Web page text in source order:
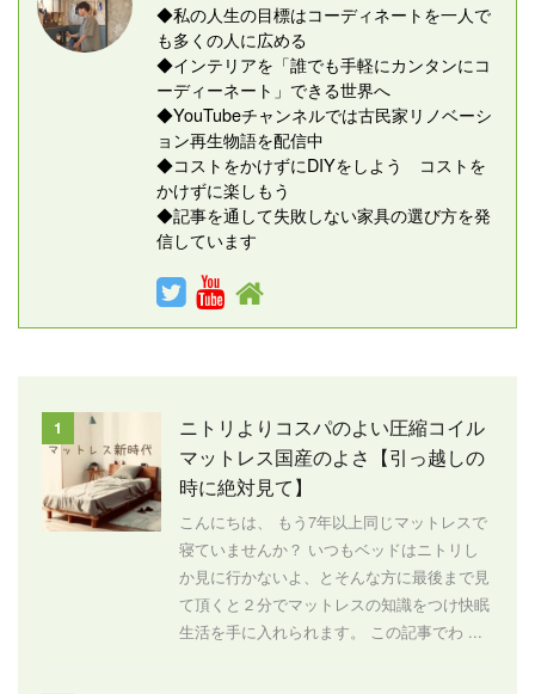
◆私の人生の目標はコーディネートを一人で
も多くの人に広める
◆インテリアを「誰でも手軽にカンタンにコ
ーディーネート」できる世界へ
◆YouTubeチャンネルでは古民家リノベーシ
ョン再生物語を配信中
◆コストをかけずにDIYをしよう コストを
かけずに楽しもう
◆記事を通して失敗しない家具の選び方を発
信しています
1
ニトリよりコスパのよい圧縮コイル
マットレス国産のよさ【引っ越しの
時に絶対見て】
こんにちは、 もう7年以上同じマットレスで
寝ていませんか？ いつもベッドはニトリし
か見に行かないよ、とそんな方に最後まで見
て頂くと２分でマットレスの知識をつけ快眠
生活を手に入れられます。 この記事でわ ...